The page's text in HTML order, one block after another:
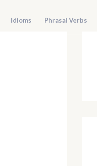
Idioms Phrasal Verbs